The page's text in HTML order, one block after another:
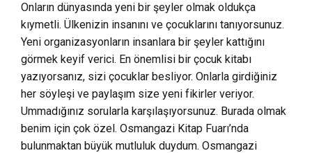
Onların dünyasında yeni bir şeyler olmak oldukça
kıymetli. Ülkenizin insanını ve çocuklarını tanıyorsunuz.
Yeni organizasyonların insanlara bir şeyler kattığını
görmek keyif verici. En önemlisi bir çocuk kitabı
yazıyorsanız, sizi çocuklar besliyor. Onlarla girdiğiniz
her söyleşi ve paylaşım size yeni fikirler veriyor.
Ummadığınız sorularla karşılaşıyorsunuz. Burada olmak
benim için çok özel. Osmangazi Kitap Fuarı’nda
bulunmaktan büyük mutluluk duydum. Osmangazi